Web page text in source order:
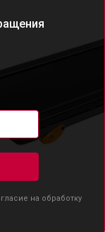
на обработку